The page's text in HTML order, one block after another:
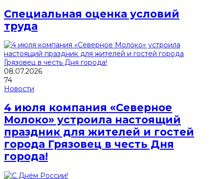
Специальная оценка условий
труда
08.07.2026
74
Новости
4 июля компания «Северное
Молоко» устроила настоящий
праздник для жителей и гостей
города Грязовец в честь Дня
города!